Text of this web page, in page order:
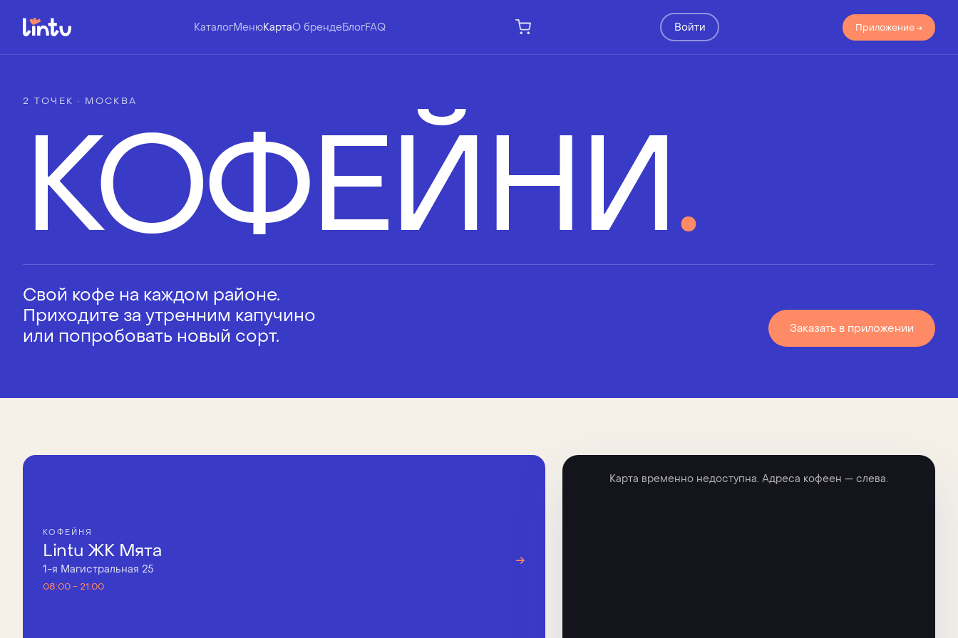
КаталогМенюКартаО брендеБлогFAQ Войти Приложение →
2 ТОЧЕК · МОСКВА
КОФЕЙНИ.
Свой кофе на каждом районе.
Приходите за утренним капучино
или попробовать новый сорт.
Заказать в приложении
КОФЕЙНЯ
Lintu ЖК Мята
1-я Магистральная 25
08:00 - 21:00
→
Карта временно недоступна. Адреса кофеен — слева.